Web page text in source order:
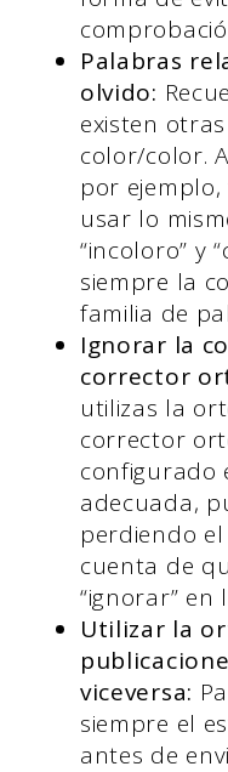
Palabras
olvido:
existen
color/color.
por
usar lo
“incoloro” y
siempre la
familia de
Ignorar la
corrector
utilizas la
corrector
configurado
adecuada,
perdiendo
cuenta de
“ignorar”
Utilizar la
viceversa:
siempre el
antes de